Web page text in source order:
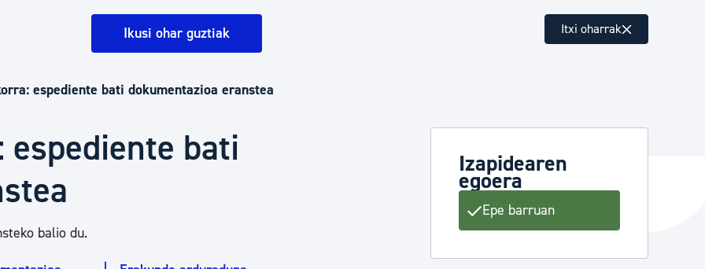
Gune publikoa, hondakinak eta ingurumena
Ikusi ohar guztiak Itxi oharrak
espediente bati dokumentazioa eranstea
bati
balio du.
Izapidearen
egoera
Epe barruan